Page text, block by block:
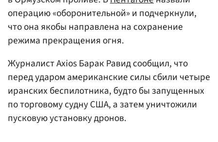
операцию «оборонительной» и подчеркнули,
что она якобы направлена на сохранение
режима прекращения огня.
Журналист Axios Барак Равид сообщил, что
перед ударом американские силы сбили четыре
иранских беспилотника, будто бы запущенных
по торговому судну США, а затем уничтожили
пусковую установку дронов.